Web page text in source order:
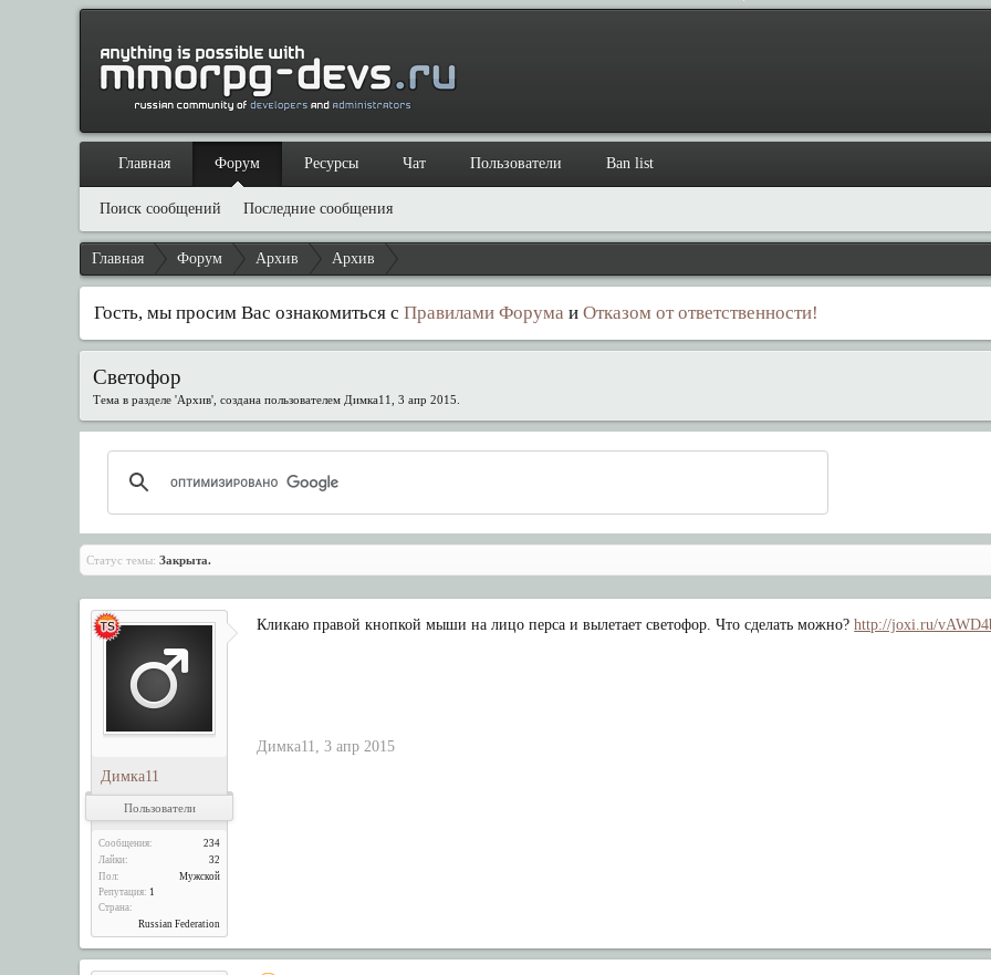
Главная Форум Архив Архив
Гость, мы просим Вас ознакомиться сПравилами Форума иОтказом от ответственности!
Светофор
Тема в разделе 'Архив', создана пользователем Димка11 ,3 апр 2015
Статус темы: Закрыта.
Димка11
Пользователи
Сообщения:
234
Лайки:
32
Пол:
Мужской
Репутация: 1
Страна:
Russian Federation
Кликаю правой кнопкой мыши на лицо перса и вылетает светофор. Что сделать можно?http://joxi.ru/
Димка11, 3 апр 2015
Главная Форум
Поиск сообщений Последние сообщения
Ресурсы Чат Пользователи Ban list